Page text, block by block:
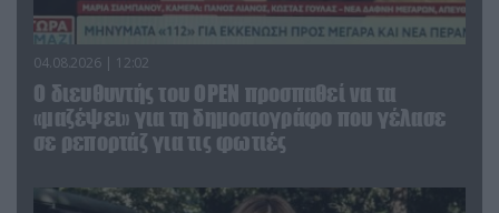
04.08.2026 | 12:02
O διευθυντής του OPEN προσπαθεί να τα
«μαζέψει» για τη δημοσιογράφο που γέλασε
σε ρεπορτάζ για τις φωτιές